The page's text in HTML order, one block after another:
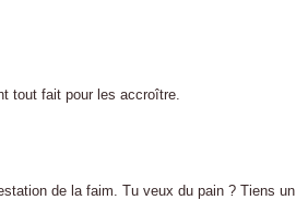
tout fait pour les accroître.
de la faim. Tu veux du pain ? Tiens un